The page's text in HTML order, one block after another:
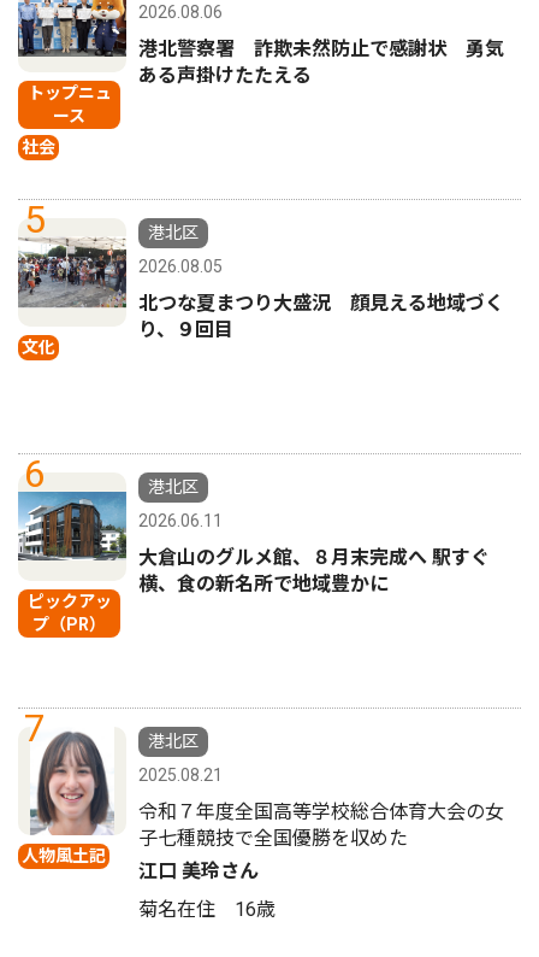
トップニュ
ース
社会
2026.08.06
港北警察署 詐欺未然防止で感謝状 勇気
ある声掛けたたえる
5
文化
港北区
2026.08.05
北つな夏まつり大盛況 顔見える地域づく
り、９回目
6
ピックアッ
プ（PR）
港北区
2026.06.11
大倉山のグルメ館、８月末完成へ 駅すぐ
横、食の新名所で地域豊かに
7
人物風土記
港北区
2025.08.21
令和７年度全国高等学校総合体育大会の女
子七種競技で全国優勝を収めた
江口 美玲さん
菊名在住 16歳